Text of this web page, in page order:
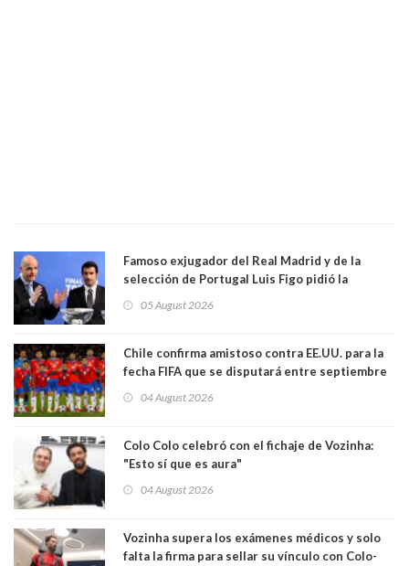
Famoso exjugador del Real Madrid y de la
selección de Portugal Luis Figo pidió la
comportamiento más bajo y cobarde que he
05 August 2026
Chile confirma amistoso contra EE.UU. para la
fecha FIFA que se disputará entre septiembre
04 August 2026
Colo Colo celebró con el fichaje de Vozinha:
"Esto sí que es aura"
04 August 2026
Vozinha supera los exámenes médicos y solo
falta la firma para sellar su vínculo con Colo-